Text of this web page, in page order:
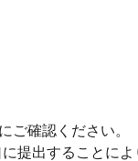
確認ください。
提出することによ